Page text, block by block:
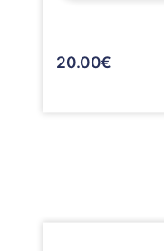
Sélectionner
20.00€